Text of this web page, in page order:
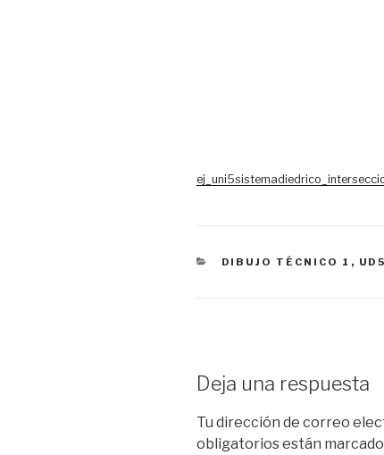
CATEGORÍAS
DIBUJO TÉCNICO 1 ,
Deja una respuesta
Tu dirección de correo
obligatorios están